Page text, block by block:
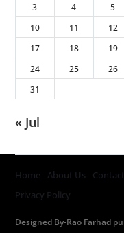
3
4 5
10
11 12
17
18 19
24
25 26
31
« Jul
Designed By-Rao Farhad
No. 9411456051
Home About Us
Privacy Policy